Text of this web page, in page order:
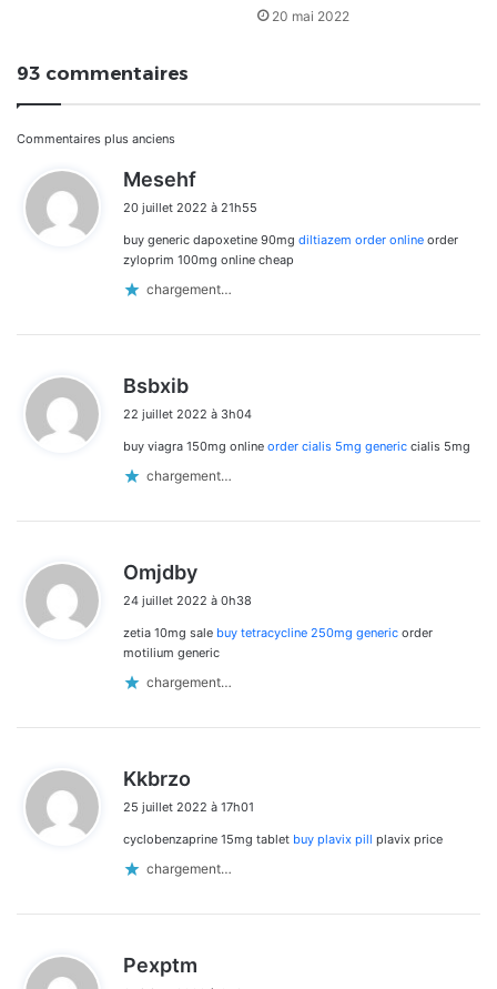
20 mai 2022
93 commentaires
Navigation
dans
les
commentaires
Commentaires plus anciens
Mesehf
t
:
20 juillet 2022 à 21h55
buy generic dapoxetine 90mg diltiazem order online order
zyloprim 100mg online cheap
chargement…
Bsbxib
t
22 juillet 2022 à 3h04
buy viagra 150mg online order cialis 5mg generic cialis 5mg
chargement…
Omjdby
t
:
24 juillet 2022 à 0h38
zetia 10mg sale buy tetracycline 250mg generic order
motilium generic
chargement…
Kkbrzo
t
25 juillet 2022 à 17h01
cyclobenzaprine 15mg tablet buy plavix pill plavix price
chargement…
Pexptm